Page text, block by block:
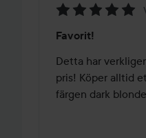
5
av
5
Favorit!
Detta har
pris! Köper alltid
färgen dark